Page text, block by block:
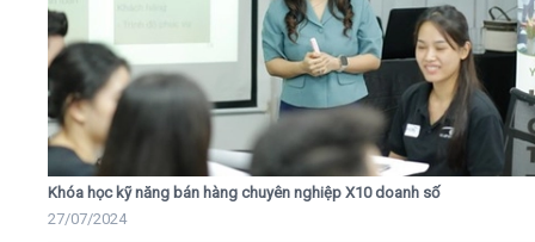
Khóa học kỹ năng bán hàng chuyên nghiệp X10 doanh số
27/07/2024